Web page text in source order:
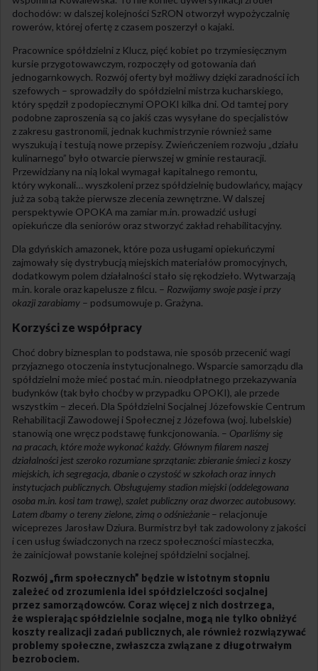
dochodów: w dalszej kolejności SzRON otworzył wypożyczalnię
rowerów, której ofertę z czasem poszerzył o kajaki.
Pracownice spółdzielni z Klucz, pięć kobiet po trzymiesięcznym
kursie przygotowawczym, rozpoczęły od gotowania dań
jednogarnkowych. Rozwój oferty był możliwy dzięki zaradności ich
szefowych – sprowadziły do spółdzielni mistrza kucharskiego,
który spędził z podopiecznymi OPOKI kilka dni. Od tamtej pory
podobne zaproszenia są co jakiś czas wysyłane do specjalistów
z zakresu gastronomii, jednak kuchmistrzynie również same
wyszukują i testują nowe przepisy. Zwieńczeniem rozwoju „działu
kulinarnego” było otwarcie pierwszej w gminie restauracji.
Przewidziany na nią lokal wymagał kapitalnego remontu,
który wykonali… wyszkoleni przez spółdzielnię budowlańcy, mający
już za sobą także pierwsze zlecenia zewnętrzne. W dalszej
perspektywie OPOKA ma zamiar m.in. prowadzić usługi
opiekuńcze dla seniorów oraz stworzyć zakład rehabilitacyjny.
Dla gdyńskich amazonek, które poza usługami opiekuńczymi
zajmowały się dystrybucją miejskich materiałów promocyjnych,
dodatkowym polem działalności stało się rękodzieło. Wytwarzają
m.in. korale oraz kapelusze z filcu. – Rozwijamy swoje pasje i przy
okazji zarabiamy – podsumowuje p. Grażyna.
Korzyści ze współpracy
Choć dobry biznesplan to podstawa, nie sposób przecenić wagi
przyjaznego otoczenia instytucjonalnego. Wsparcie samorządu dla
spółdzielni może mieć postać m.in. nieodpłatnego przekazywania
budynków (tak było choćby w przypadku OPOKI), ale przede
wszystkim – zleceń. Dla Spółdzielni Socjalnej Józefowskie Centrum
Rehabilitacji Zawodowej i Społecznej z Józefowa (woj. lubelskie)
stanowią one wręcz podstawę funkcjonowania. – Oparliśmy się
na pracach, które może wykonać każdy. Głównym filarem naszej
działalności jest szeroko rozumiane sprzątanie: zbieranie śmieci z koszy
miejskich, ich segregacja, dbanie o czystość w szkołach oraz innych
instytucjach publicznych. Obsługujemy stadion miejski (oddelegowana
osoba m.in. kosi tam trawę), szalet publiczny oraz dworzec autobusowy.
Latem dbamy o tereny zielone, zimą o odśnieżanie – relacjonuje
wiceprezes Jarosław Dziura. Burmistrz był tak zadowolony z jakości
i cen usług świadczonych na rzecz społeczności miasteczka,
że zainicjował powstanie kolejnej spółdzielni socjalnej.
Rozwój „firm społecznych” będzie w istotnym stopniu
zależeć od zrozumienia idei spółdzielczości socjalnej
przez samorządowców. Coraz więcej z nich dostrzega,
że wspierając spółdzielnie socjalne, mogą nie tylko obniżyć
koszty realizacji zadań publicznych, ale również rozwiązywać
problemy społeczne, zwłaszcza związane z długotrwałym
bezrobociem.